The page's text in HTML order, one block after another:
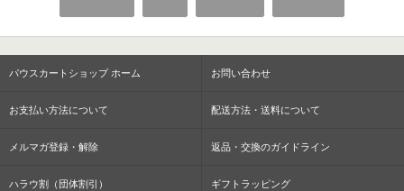
パウスカートショップ ホーム お問い合わせ
お支払い方法について 配送方法・送料について
メルマガ登録・解除 返品・交換のガイドライン
ハラウ割（団体割引） ギフトラッピング